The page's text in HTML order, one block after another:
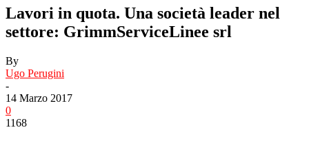
Lavori in quota. Una società leader nel
settore: GrimmServiceLinee srl
By
Ugo Perugini
-
14 Marzo 2017
0
1168